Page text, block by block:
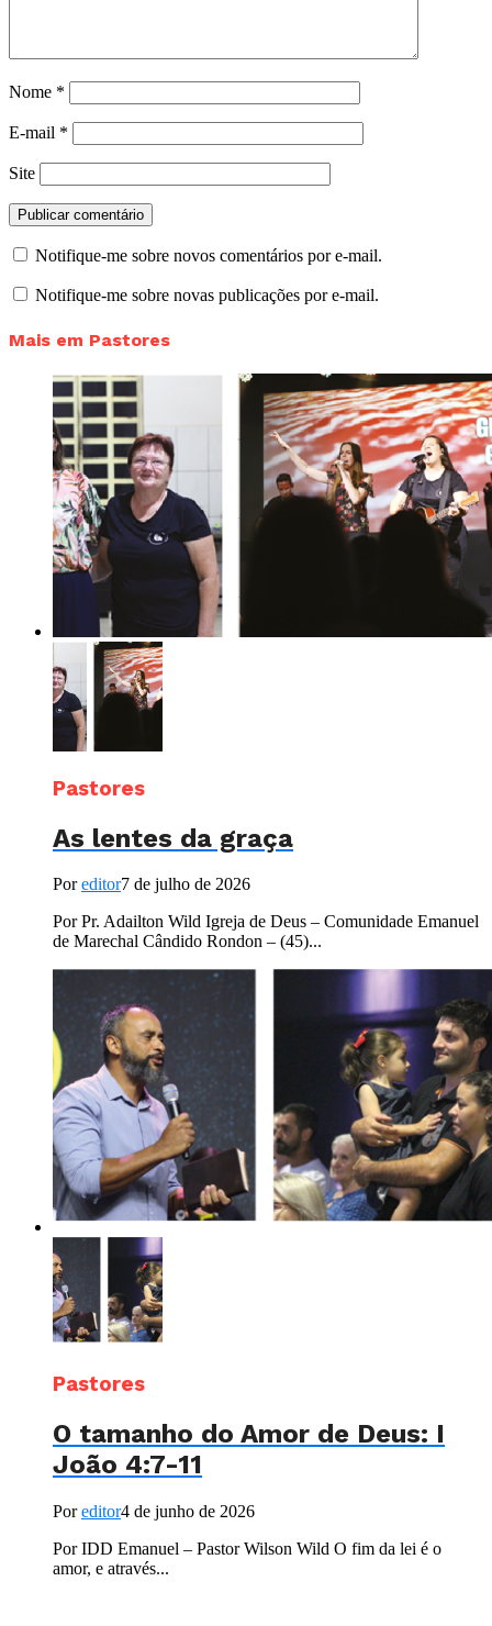
Nome *
E-mail *
Site
Notifique-me sobre novos comentários por e-mail.
Notifique-me sobre novas publicações por e-mail.
Mais em Pastores
Pastores
As lentes da graça
Poreditor7 de julho de 2026
Por Pr. Adailton Wild Igreja de Deus – Comunidade Emanuel
de Marechal Cândido Rondon – (45)...
Pastores
O tamanho do Amor de Deus: I
João 4:7-11
Poreditor4 de junho de 2026
Por IDD Emanuel – Pastor Wilson Wild O fim da lei é o
amor, e através...